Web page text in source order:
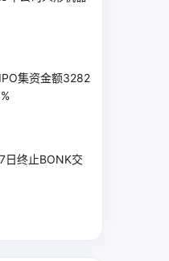
集资金额3282
终止BONK交